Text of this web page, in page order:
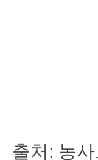
출처: 농사